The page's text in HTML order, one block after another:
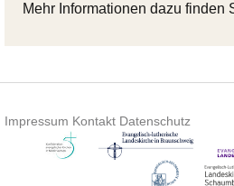
Mehr Informationen dazu finden
Impressum Kontakt Datenschutz